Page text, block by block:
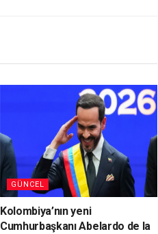
GÜNCEL
Kolombiya’nın yeni
Cumhurbaşkanı Abelardo de la